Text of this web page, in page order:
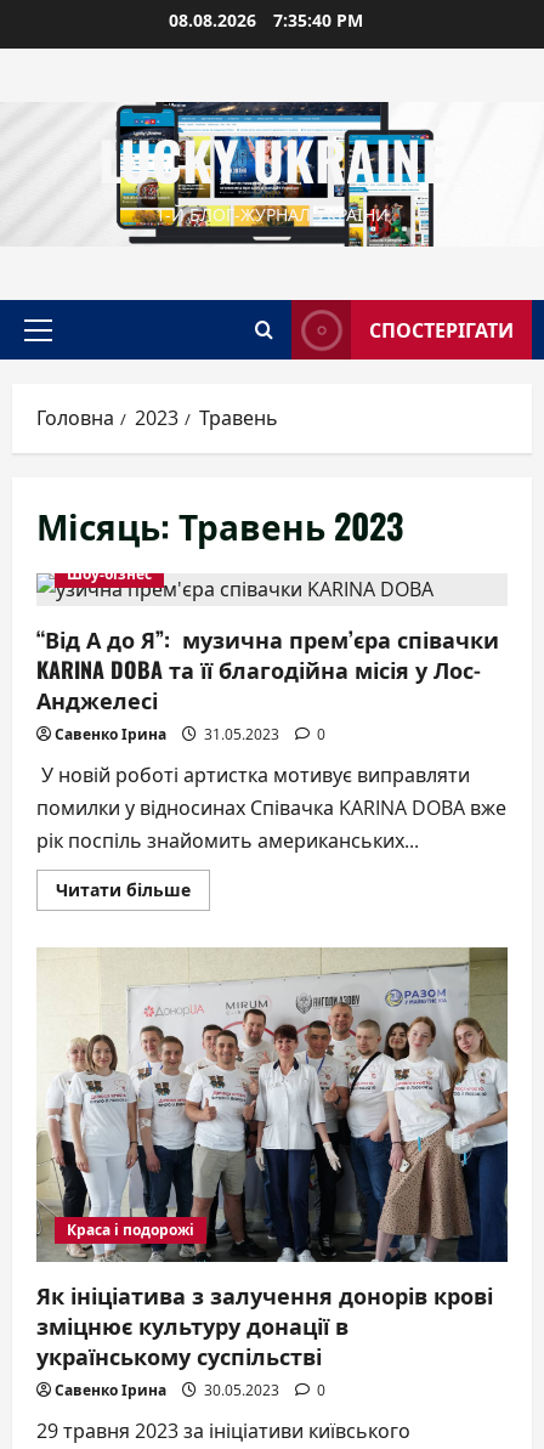
до
08.08.2026 7:35:41 PM
LUCKY UKRAINE
1-Й БЛОГ-ЖУРНАЛ УКРАЇНИ
Головне
СПОСТЕРІГАТИ
Головна 2023 Травень
Місяць:Травень 2023
Шоу-бізнес
“Від А до Я”: музична прем’єра співачки
KARINA DOBA та її благодійна місія у Лос-
Анджелесі
Савенко Ірина 31.05.2023 0
У новій роботі артистка мотивує виправляти
помилки у відносинах Співачка KARINA DOBA вже
рік поспіль знайомить американських...
Читати більшеДокладніше
про
музична
прем’єра
співачки
KARINA
DOBA
та
її
благодійна
місія
у
Лос-
Анджелесі
Краса і подорожі
Як ініціатива з залучення донорів крові
зміцнює культуру донації в
українському суспільстві
Савенко Ірина 30.05.2023 0
29 травня 2023 за ініціативи київського